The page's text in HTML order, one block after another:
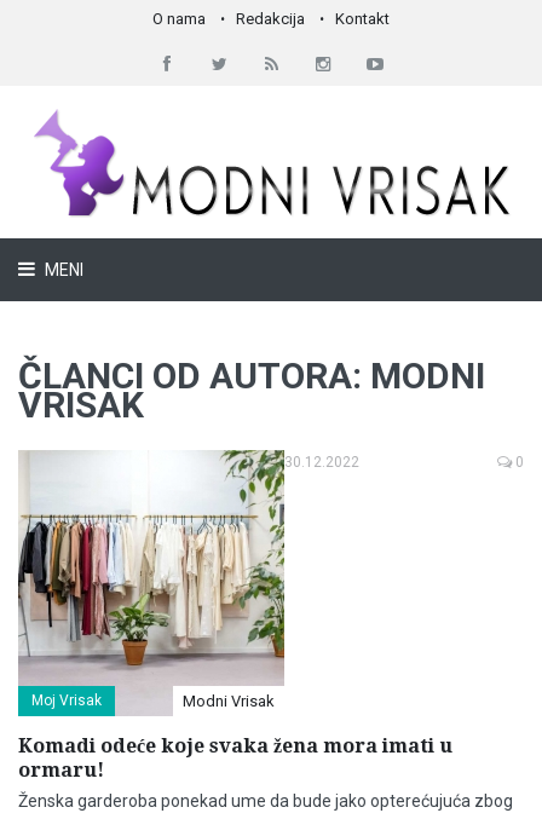
O nama Redakcija Kontakt
MENI
ČLANCI OD AUTORA: MODNI
VRISAK
Moj Vrisak Modni Vrisak
30.12.2022 0
Komadi odeće koje svaka žena mora imati u
ormaru!
Ženska garderoba ponekad ume da bude jako opterećujuća zbog